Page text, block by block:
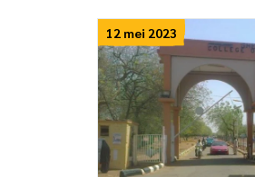
deelstaat
ontsnapping is
wonder”,
voorzitter van de
Association of
verhaal is een
over veerkracht
12 mei 2023